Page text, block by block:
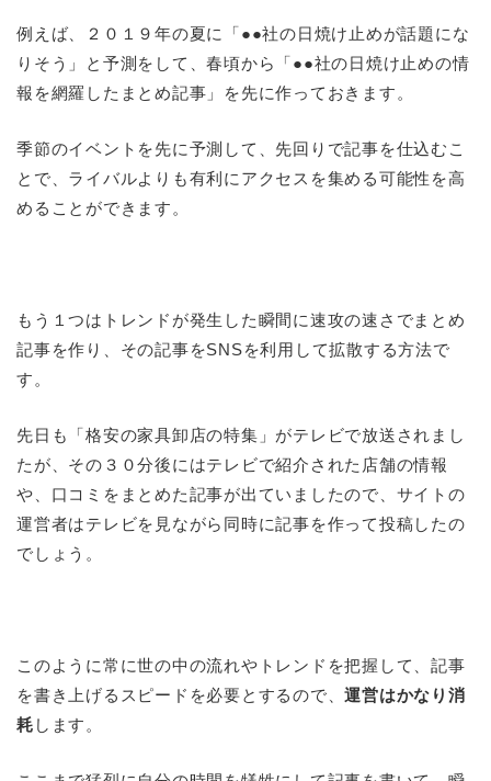
例えば、２０１９年の夏に「●●社の日焼け止めが話題にな
りそう」と予測をして、春頃から「●●社の日焼け止めの情
報を網羅したまとめ記事」を先に作っておきます。
季節のイベントを先に予測して、先回りで記事を仕込むこ
とで、ライバルよりも有利にアクセスを集める可能性を高
めることができます。
もう１つはトレンドが発生した瞬間に速攻の速さでまとめ
記事を作り、その記事をSNSを利用して拡散する方法で
す。
先日も「格安の家具卸店の特集」がテレビで放送されまし
たが、その３０分後にはテレビで紹介された店舗の情報
や、口コミをまとめた記事が出ていましたので、サイトの
運営者はテレビを見ながら同時に記事を作って投稿したの
でしょう。
このように常に世の中の流れやトレンドを把握して、記事
を書き上げるスピードを必要とするので、運営はかなり消
耗 します。